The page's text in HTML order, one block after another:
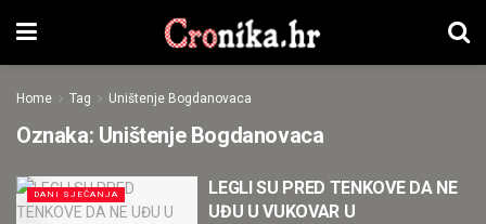
Home Tag Uništenje Bogdanovaca
Oznaka: Uništenje Bogdanovaca
DANI SJEĆANJA
LEGLI SU PRED TENKOVE DA NE
UĐU U VUKOVAR U